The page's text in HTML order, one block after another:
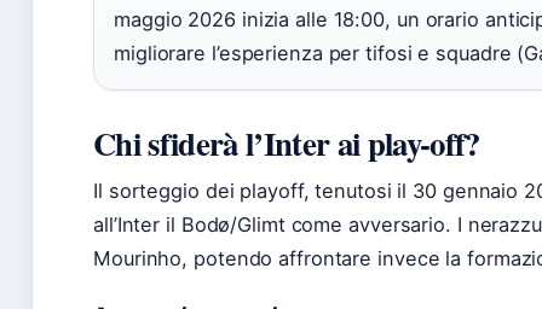
maggio 2026 inizia alle 18:00, un orario
migliorare l’esperienza per tifosi e squadre
Chi sfiderà l’Inter ai play-off?
Il sorteggio dei playoff, tenutosi il 30 gennaio
all’Inter il Bodø/Glimt come avversario. I
Mourinho, potendo affrontare invece la